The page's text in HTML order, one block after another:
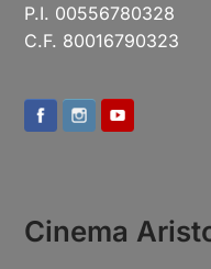
P.I. 00556780328
C.F. 80016790323
Cinema